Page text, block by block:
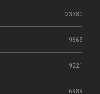
23380
9663
9221
6989